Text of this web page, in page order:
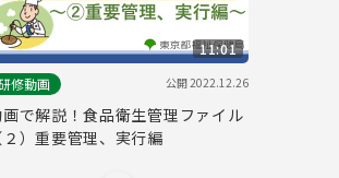
11:01
修動画
公開2022.12.26
画で解説！食品衛生管理ファイル
２）重要管理、実行編